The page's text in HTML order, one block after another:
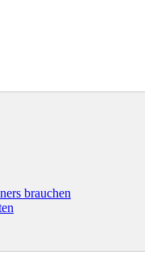
brauchen